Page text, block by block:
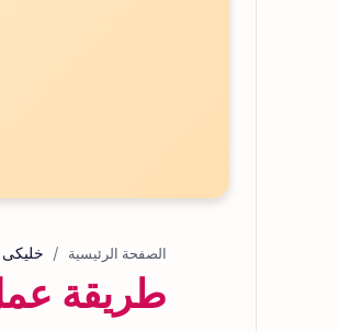
الصفحة الرئيسية
طريقة